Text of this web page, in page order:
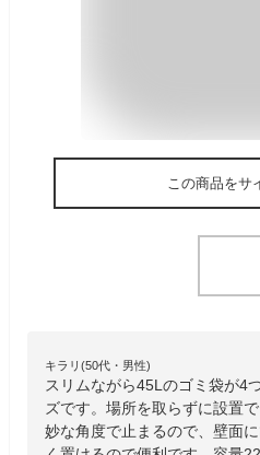
この商品をサ
キラリ(50代・男性)
スリムながら45Lのゴミ袋が4
ズです。場所を取らずに設置
妙な角度で止まるので、壁面